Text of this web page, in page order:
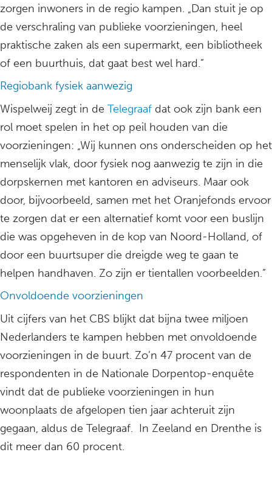
zorgen inwoners in de regio kampen. „Dan stuit je op
de verschraling van publieke voorzieningen, heel
praktische zaken als een supermarkt, een bibliotheek
of een buurthuis, dat gaat best wel hard.”
Regiobank fysiek aanwezig
Wispelweij zegt in de Telegraaf dat ook zijn bank een
rol moet spelen in het op peil houden van die
voorzieningen: „Wij kunnen ons onderscheiden op het
menselijk vlak, door fysiek nog aanwezig te zijn in die
dorpskernen met kantoren en adviseurs. Maar ook
door, bijvoorbeeld, samen met het Oranjefonds ervoor
te zorgen dat er een alternatief komt voor een buslijn
die was opgeheven in de kop van Noord-Holland, of
door een buurtsuper die dreigde weg te gaan te
helpen handhaven. Zo zijn er tientallen voorbeelden.”
Onvoldoende voorzieningen
Uit cijfers van het CBS blijkt dat bijna twee miljoen
Nederlanders te kampen hebben met onvoldoende
voorzieningen in de buurt. Zo’n 47 procent van de
respondenten in de Nationale Dorpentop-enquête
vindt dat de publieke voorzieningen in hun
woonplaats de afgelopen tien jaar achteruit zijn
gegaan, aldus de Telegraaf. In Zeeland en Drenthe is
dit meer dan 60 procent.